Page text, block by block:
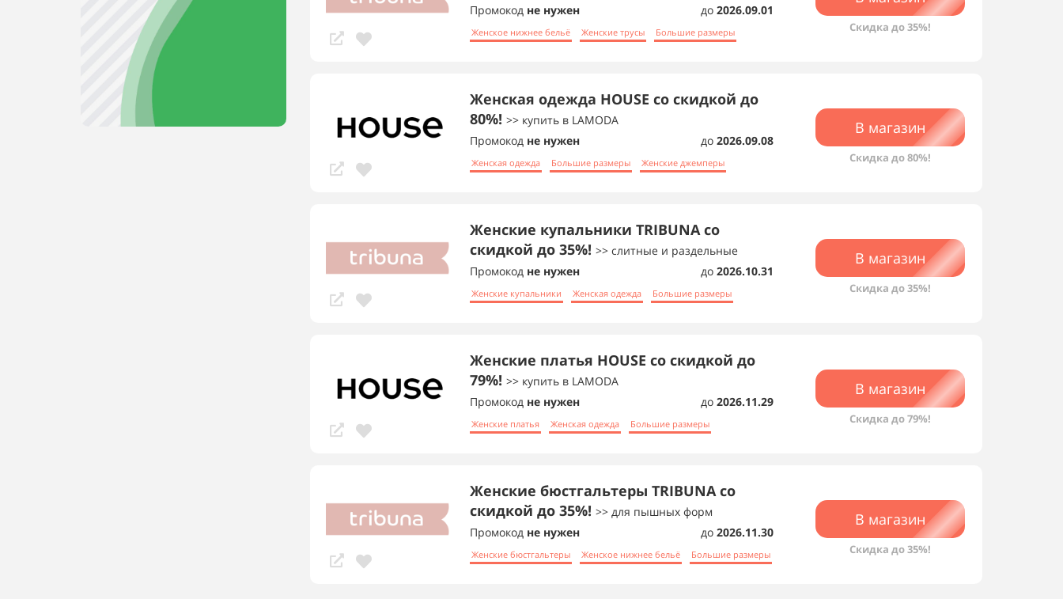
Промокод не нужен до 2026.09.01
Женское нижнее бельё Женские трусы Большие размеры Скидка до 35%!
Женская одежда HOUSE со скидкой до
80%! >> купить в LAMODA
Промокод не нужен до 2026.09.08
Женская одежда Большие размеры Женские джемперы
В магазин
Скидка до 80%!
Женские купальники TRIBUNA со
скидкой до 35%! >> слитные и раздельные
Промокод не нужен до 2026.10.31
Женские купальники Женская одежда Большие размеры
В магазин
Скидка до 35%!
Женские платья HOUSE со скидкой до
79%! >> купить в LAMODA
Промокод не нужен до 2026.11.29
Женские платья Женская одежда Большие размеры
В магазин
Скидка до 79%!
Женские бюстгальтеры TRIBUNA со
скидкой до 35%! >> для пышных форм
Промокод не нужен до 2026.11.30
Женские бюстгальтеры Женское нижнее бельё Большие размеры
В магазин
Скидка до 35%!